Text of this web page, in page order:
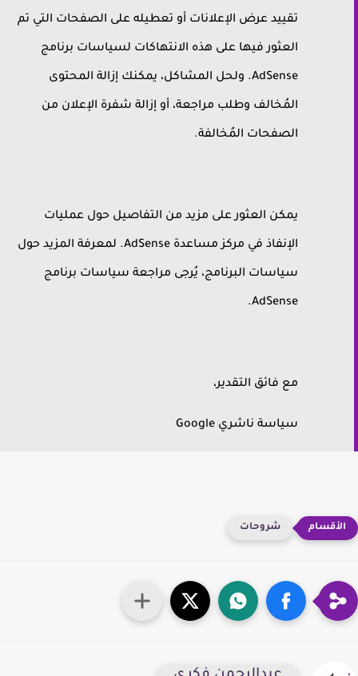
تقييد عرض الإعلانات أو تعطيله على الصفحات التي تم
العثور فيها على هذه الانتهاكات لسياسات برنامج
AdSense. ولحل المشاكل، يمكنك إزالة المحتوى
المُخالف وطلب مراجعة، أو إزالة شفرة الإعلان من
الصفحات المُخالفة.
يمكن العثور على مزيد من التفاصيل حول عمليات
الإنفاذ في مركز مساعدة AdSense. لمعرفة المزيد حول
سياسات البرنامج، يُرجى مراجعة سياسات برنامج
AdSense.
مع فائق التقدير،
سياسة ناشري Google
شروحات